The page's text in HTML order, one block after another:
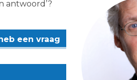
antwoord’?
een vraag